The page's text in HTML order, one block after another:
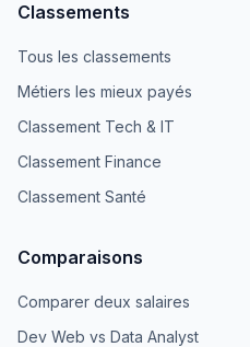
Classements
Tous les classements
Métiers les mieux payés
Classement Tech & IT
Classement Finance
Classement Santé
Comparaisons
Comparer deux salaires
Dev Web vs Data Analyst